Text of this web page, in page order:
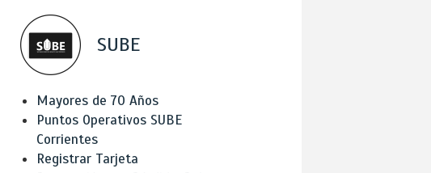
SUBE
Mayores de 70 Años
Puntos Operativos SUBE
Corrientes
Registrar Tarjeta